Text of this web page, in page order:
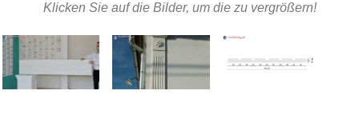
Klicken Sie auf die Bilder, um die zu vergrößern!